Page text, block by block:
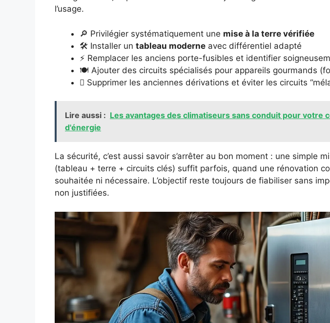
l’usage.
🔎 Privilégier systématiquement une mise à la terre vérifiée
🛠️ Installer un tableau moderne avec différentiel adapté
⚡ Remplacer les anciens porte-fusibles et identifier
🍽️ Ajouter des circuits spécialisés pour appareils gourmands
 Supprimer les anciennes dérivations et éviter les circuits
Lire aussi : Les avantages des climatiseurs sans conduit pour votre
d'énergie
La sécurité, c’est aussi savoir s’arrêter au bon moment : une simple
(tableau + terre + circuits clés) suffit parfois, quand une rénovation
souhaitée ni nécessaire. L’objectif reste toujours de fiabiliser sans
non justifiées.